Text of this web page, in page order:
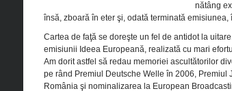
nătâng
însă, zboară în eter şi, odată terminată
Cartea de faţă se doreşte un fel de antidot la
emisiunii Ideea Europeană, realizată cu mari
Am dorit astfel să redau memoriei ascultătorilor
pe rând Premiul Deutsche Welle în 2006,
România şi nominalizarea la European